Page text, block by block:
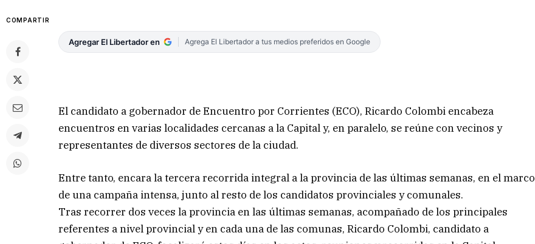
COMPARTIR
Agregar El Libertador en Agrega El Libertador a tus medios preferidos en Google
El candidato a gobernador de Encuentro por Corrientes (ECO), Ricardo Colombi encabeza
encuentros en varias localidades cercanas a la Capital y, en paralelo, se reúne con vecinos y
representantes de diversos sectores de la ciudad.
Entre tanto, encara la tercera recorrida integral a la provincia de las últimas semanas, en el marco
de una campaña intensa, junto al resto de los candidatos provinciales y comunales.
Tras recorrer dos veces la provincia en las últimas semanas, acompañado de los principales
referentes a nivel provincial y en cada una de las comunas, Ricardo Colombi, candidato a